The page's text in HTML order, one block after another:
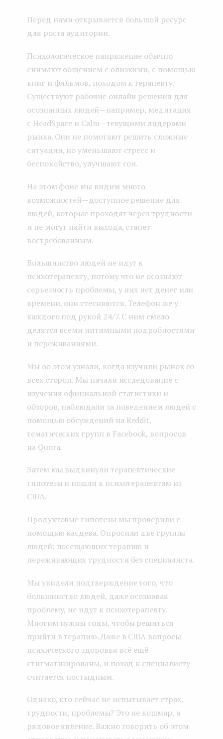
Перед нами открывается большой ресурс
для роста аудитории.
Психологическое напряжение обычно
снимают общением с близкими, с помощью
книг и фильмов, походом к терапевту.
Существуют рабочие онлайн решения для
осознанных людей — например, медитация
с HeadSpace и Calm — текущими лидерами
рынка. Они не помогают решить сложные
ситуации, но уменьшают стресс и
беспокойство, улучшают сон.
На этом фоне мы видим много
возможностей — доступное решение для
людей, которые проходят через трудности
и не могут найти выхода, станет
востребованным.
Большинство людей не идут к
психотерапевту, потому что не осознают
серьезность проблемы, у них нет денег или
времени, они стесняются. Телефон же у
каждого под рукой 24/7. С ним смело
делятся всеми интимными подробностями
и переживаниями.
Мы об этом узнали, когда изучили рынок со
всех сторон. Мы начали исследование с
изучения официальной статистики и
обзоров, наблюдали за поведением людей с
помощью обсуждений на Reddit,
тематических групп в Facebook, вопросов
на Quora.
Затем мы выдвинули терапевтические
гипотезы и пошли к психотерапевтам из
США.
Продуктовые гипотезы мы проверили с
помощью касдева. Опросили две группы
людей: посещающих терапию и
переживающих трудности без специалиста.
Мы увидели подтверждение того, что
большинство людей, даже осознавая
проблему, не идут к психотерапевту.
Многим нужны годы, чтобы решиться
прийти в терапию. Даже в США вопросы
психического здоровья всё ещё
стигматизированы, и поход к специалисту
считается постыдным.
Однако, кто сейчас не испытывает страх,
трудности, проблемы? Это не кошмар, а
рядовое явление. Важно говорить об этом